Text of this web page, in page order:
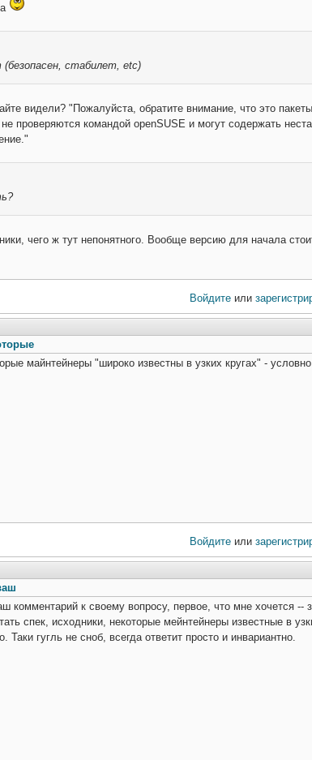
(безопасен, стабилет, etc)
видели? "Пожалуйста, обратите внимание, что это
не проверяются командой openSUSE и могут содержать
чего ж тут непонятного. Вообще версию для начала
Войдите или
майнтейнеры "широко известны в узких кругах" -
Войдите или
комментарий к своему вопросу, первое, что мне хочется --
спек, исходники, некоторые мейнтейнеры известные в
Таки гугль не сноб, всегда ответит просто и инвариантно.